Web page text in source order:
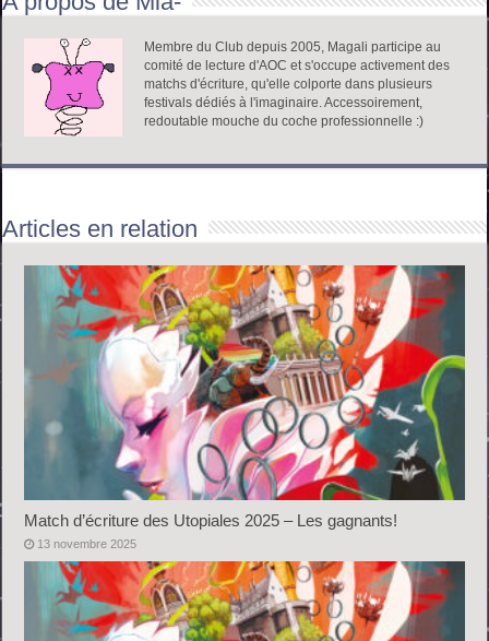
Membre du Club depuis 2005, Magali participe au
comité de lecture d'AOC et s'occupe activement des
matchs d'écriture, qu'elle colporte dans plusieurs
festivals dédiés à l'imaginaire. Accessoirement,
redoutable mouche du coche professionnelle :)
Articles en relation
Match d’écriture des Utopiales 2025 – Les gagnants!
13 novembre 2025